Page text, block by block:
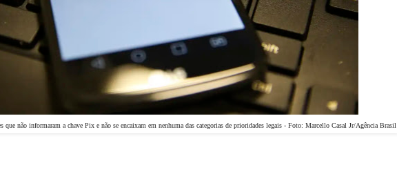
não informaram a chave Pix e não se encaixam em nenhuma das categorias de prioridades legais - Foto: Marcello Casal Jr/Agência Brasil